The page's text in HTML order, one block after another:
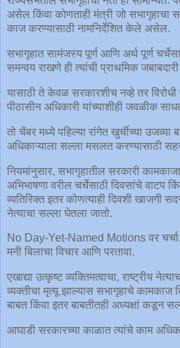
असेल किंवा कोणताही मंत्री जो
काज करण्यासाठी नामनिर्देशित केले असेल.
सभागृहात सामंजस्य पूर्ण आणि अर्थ पूर्ण
समन्वय राखणे ही त्यांची प्राथमिक
यासाठी ते केवळ सरकारशीच नव्हे तर
पीठासीन अधिकारी यांच्याशीही जवळीक
तो चेंबर मध्ये पहिल्या रांगेत खुर्चीच्या उजव्या
अधिकाऱ्याला सल्ला मसलत करण्यासाठी
नियमांनुसार, सभागृहातील सरकारी
अभिभाषणा वरील चर्चेसाठी दिवसांचे वाटप
व्यतिरिक्त इतर कोणत्याही दिवशी खाजगी
नेत्याचा सल्ला घेतला जातो.
No Day-Yet-Named Motions वर
मनी बिलाचा विचार आणि परतावा.
एखाद्या उत्कृष्ट व्यक्तिमत्वाचा, राष्ट्रीय
व्यक्तीचा मृत्यू झाल्यास सभागृहाचे कामकाज
बाबत किंवा इतर बाबतीतही अध्यक्षां कडून
आघाडी सरकारच्या काळात त्यांचे काम